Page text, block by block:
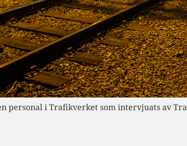
personal i Trafikverket som intervjuats av